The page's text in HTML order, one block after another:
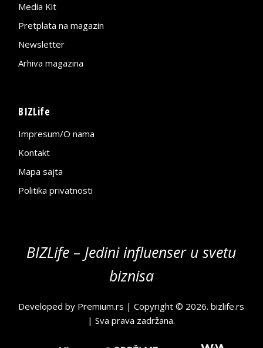
Media Kit
Pretplata na magazin
Newsletter
Arhiva magazina
BIZLife
Impresum/O nama
Kontakt
Mapa sajta
Politika privatnosti
BIZLife – Jedini influenser u svetu
biznisa
Developed by Premium.rs | Copyright © 2026.bizlife.rs
| Sva prava zadržana.